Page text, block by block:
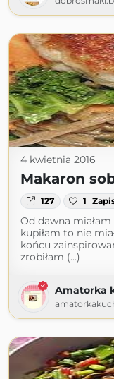
4 kwietnia 2016
Makaron
127 1
Od dawna
kupiłam to nie
końcu
zrobiłam (...)
Amatorka